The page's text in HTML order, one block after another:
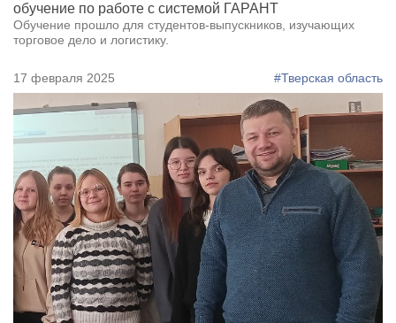
обучение по работе с системой ГАРАНТ
Обучение прошло для студентов-выпускников, изучающих
торговое дело и логистику.
17 февраля 2025 #Тверская область